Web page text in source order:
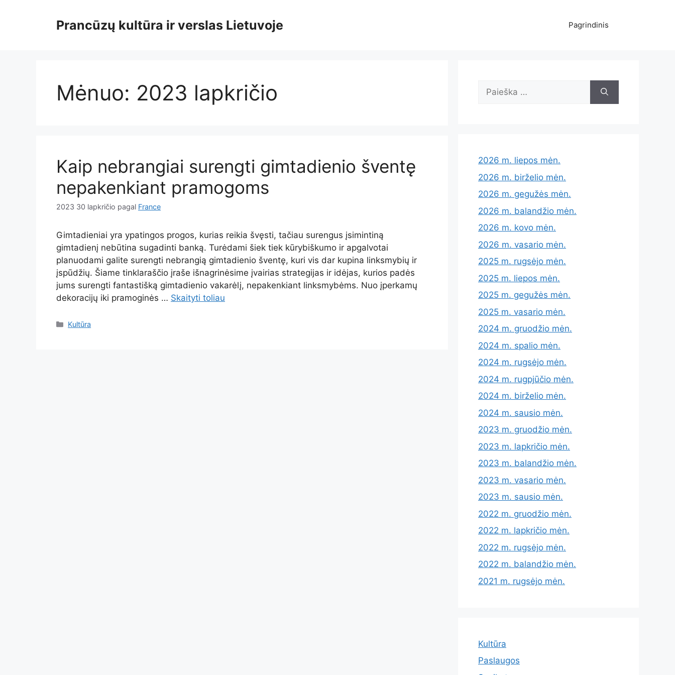
Prancūzų kultūra ir verslas Lietuvoje Pagrindinis
Mėnuo: 2023 lapkričio
Kaip nebrangiai surengti gimtadienio šventę
nepakenkiant pramogoms
2023 30 lapkričio pagal France
Gimtadieniai yra ypatingos progos, kurias reikia švęsti, tačiau surengus įsimintiną
gimtadienį nebūtina sugadinti banką. Turėdami šiek tiek kūrybiškumo ir apgalvotai
planuodami galite surengti nebrangią gimtadienio šventę, kuri vis dar kupina linksmybių ir
įspūdžių. Šiame tinklaraščio įraše išnagrinėsime įvairias strategijas ir idėjas, kurios padės
jums surengti fantastišką gimtadienio vakarėlį, nepakenkiant linksmybėms. Nuo įperkamų
dekoracijų iki pramoginės … Skaityti toliau
Kategorijos
Kultūra
Ieškoti:
2026 m. liepos mėn.
2026 m. birželio mėn.
2026 m. gegužės mėn.
2026 m. balandžio mėn.
2026 m. kovo mėn.
2026 m. vasario mėn.
2025 m. rugsėjo mėn.
2025 m. liepos mėn.
2025 m. gegužės mėn.
2025 m. vasario mėn.
2024 m. gruodžio mėn.
2024 m. spalio mėn.
2024 m. rugsėjo mėn.
2024 m. rugpjūčio mėn.
2024 m. birželio mėn.
2024 m. sausio mėn.
2023 m. gruodžio mėn.
2023 m. lapkričio mėn.
2023 m. balandžio mėn.
2023 m. vasario mėn.
2023 m. sausio mėn.
2022 m. gruodžio mėn.
2022 m. lapkričio mėn.
2022 m. rugsėjo mėn.
2022 m. balandžio mėn.
2021 m. rugsėjo mėn.
Kultūra
Paslaugos